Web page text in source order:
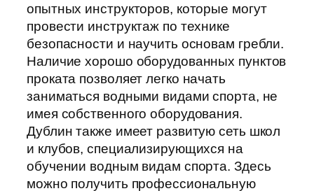
опытных инструкторов, которые могут
провести инструктаж по технике
безопасности и научить основам гребли.
Наличие хорошо оборудованных пунктов
проката позволяет легко начать
заниматься водными видами спорта, не
имея собственного оборудования.
Дублин также имеет развитую сеть школ
и клубов, специализирующихся на
обучении водным видам спорта. Здесь
можно получить профессиональную